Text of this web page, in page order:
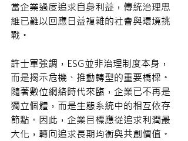
當企業過度追求自身利益，傳統治理思
維已難以回應日益複雜的社會與環境挑
戰。
許士軍強調，ESG並非治理制度本身，
而是揭示危機、推動轉型的重要橋樑。
隨著數位網絡時代來臨，企業已不再是
獨立個體，而是生態系統中的相互依存
節點。因此，企業目標應從追求利潤最
大化，轉向追求長期均衡與共創價值。